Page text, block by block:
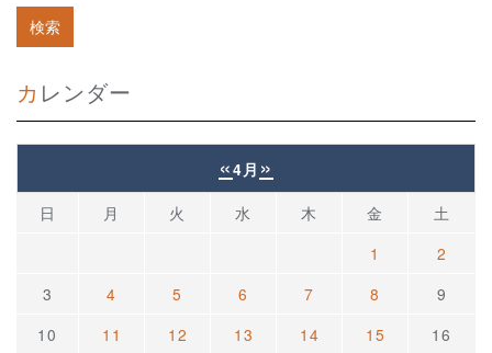
カレンダー
«4月 »
日 月 火 水 木 金
土
1
2
3
4 5 6 7 8
9
10
11 12 13 14 15
16